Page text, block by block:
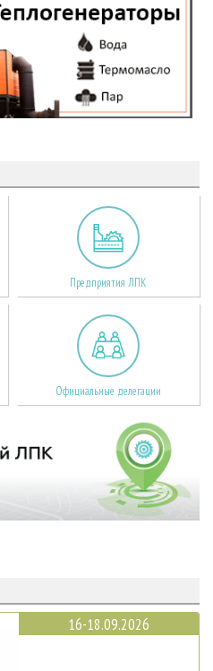
Предприятия ЛПК
Официальные делегации
16-18.09.2026